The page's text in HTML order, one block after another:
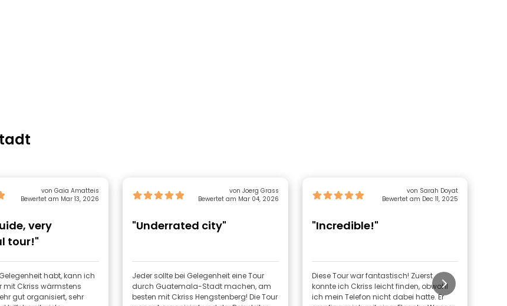
von Gaia Amatteis
Bewertet am Mar 13, 2026
very
tour!"
habt, kann ich
mit Ckriss wärmstens
gut organisiert, sehr
von Joerg Grass
Bewertet am Mar 04, 2026
"Underrated city"
Jeder sollte bei Gelegenheit eine Tour
durch Guatemala-Stadt machen, am
besten mit Ckriss Hengstenberg! Die Tour
von Sarah Doyat
Bewertet am Dec 11, 2025
"Incredible!"
Diese Tour war fantastisch! Zuerst
konnte ich Ckriss leicht finden, obwohl
ich mein Telefon nicht dabei hatte. Er